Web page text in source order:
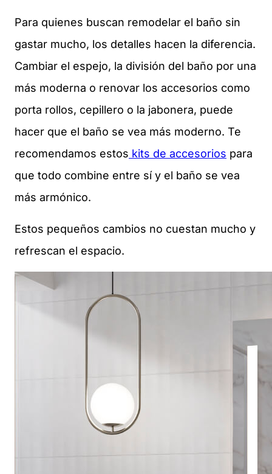
Para quienes buscan remodelar el baño sin
gastar mucho, los detalles hacen la diferencia.
Cambiar el espejo, la división del baño por una
más moderna o renovar los accesorios como
porta rollos, cepillero o la jabonera, puede
hacer que el baño se vea más moderno. Te
recomendamos estos kits de accesorios para
que todo combine entre sí y el baño se vea
más armónico.
Estos pequeños cambios no cuestan mucho y
refrescan el espacio.